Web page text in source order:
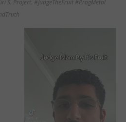
S. Project. #JudgeTheFruit #ProgMetal